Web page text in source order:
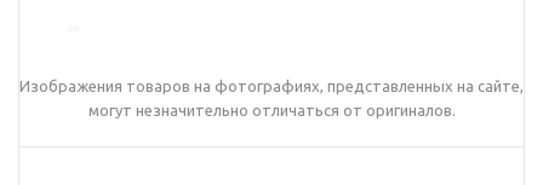
Изображения товаров на фотографиях, представленных на сайте,
могут незначительно отличаться от оригиналов.